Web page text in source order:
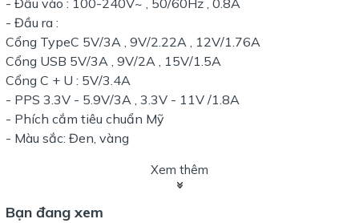
- Đầu vào : 100-240V~ , 50/60Hz , 0.8A
- Đầu ra :
Cổng TypeC 5V/3A , 9V/2.22A , 12V/1.76A
Cổng USB 5V/3A , 9V/2A , 15V/1.5A
Cổng C + U : 5V/3.4A
- PPS 3.3V - 5.9V/3A , 3.3V - 11V /1.8A
- Phích cắm tiêu chuẩn Mỹ
- Màu sắc: Đen, vàng
Xem thêm
Bạn đang xem